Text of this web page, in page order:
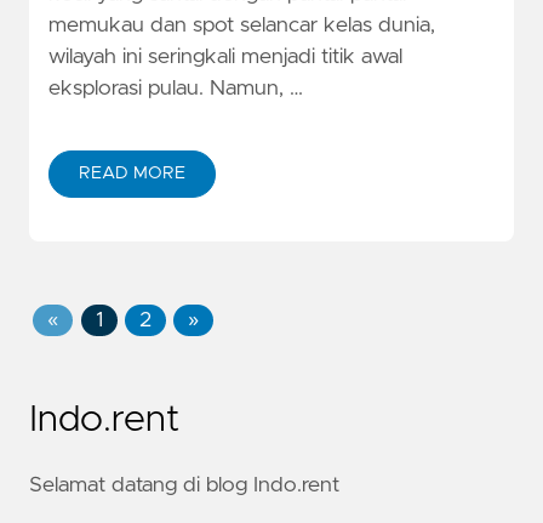
memukau dan spot selancar kelas dunia,
wilayah ini seringkali menjadi titik awal
eksplorasi pulau. Namun, …
READ MORE
« 1 2 »
Indo.rent
Selamat datang di blog Indo.rent